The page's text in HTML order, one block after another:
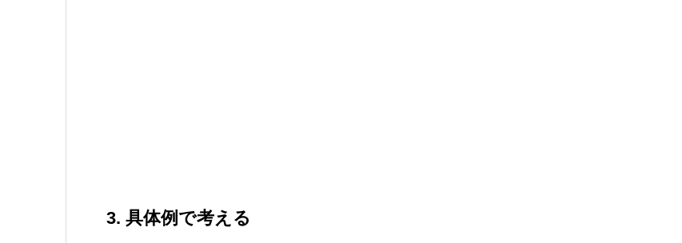
3. 具体例で考える